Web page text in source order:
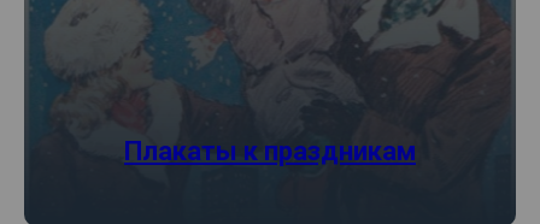
Плакаты к праздникам